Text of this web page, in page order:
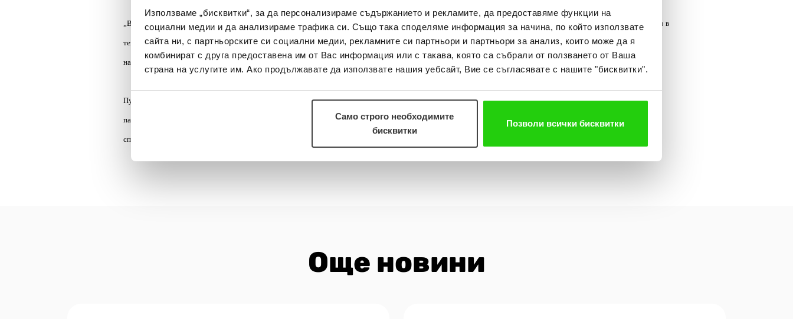
Използваме „бисквитки“, за да персонализираме съдържанието и рекламите, да предоставяме функции на
социални медии и да анализираме трафика си. Също така споделяме информация за начина, по който използвате
сайта ни, с партньорските си социални медии, рекламните си партньори и партньори за анализ, които може да я
комбинират с друга предоставена им от Вас информация или с такава, която са събрали от ползването от Ваша
страна на услугите им. Ако продължавате да използвате нашия уебсайт, Вие се съгласявате с нашите "бисквитки".
Само строго необходимите
бисквитки
Позволи всички бисквитки
„В супермаркетите хората често пазаруват стоки за цялата седмица и плащат своите битови сметки, което също стимулира търсенето на бързи пари назаем точно в
тези обекти”, посочва още Неделчо Спасов. Според проучване на Изи Кредит плащането на сметки за ток, парно, вода, телефон, GSM, интернет и други, е сред
най-често срещаните причини хората да теглят кредити от небанкови дружества. Така е за около 21% от клиентите на
Пускането на новите заеми на Изи Кредит съвпада и с традиционно най-силния месец за сектора на кредитиране - коледните празници, по време на които хората
пазаруват активно и търсят повече пари назаем. За последното тримесечие на годината Изи Кредит очаква над 40% ръст в броя на отпуснатите от нея кредити
спрямо предходното трето тримесечие. За цялата 2011 г. компанията предвижда 144 хил. кредита за дейността си в България.
Още новини